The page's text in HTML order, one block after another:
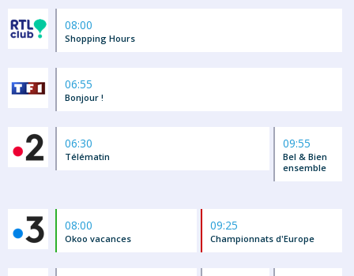
08:00
Shopping Hours
06:55
Bonjour !
06:30
Télématin
09:55
Bel & Bien
ensemble
08:00
Okoo vacances
09:25
Championnats d'Europe